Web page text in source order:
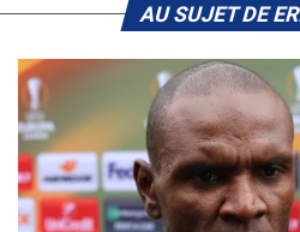
AU SUJET DE